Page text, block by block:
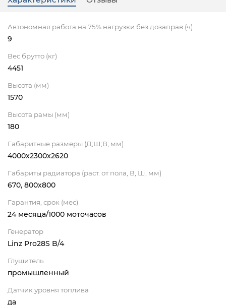
Автономная работа на 75% нагрузки без дозаправ (ч)
9
Вес брутто (кг)
4451
Высота (мм)
1570
Высота рамы (мм)
180
Габаритные размеры (Д;Ш;В; мм)
4000x2300x2620
Габариты радиатора (раст. от пола, В, Ш, мм)
670, 800х800
Гарантия, срок (мес)
24 месяца/1000 моточасов
Генератор
Linz Pro28S B/4
Глушитель
промышленный
Датчик уровня топлива
да